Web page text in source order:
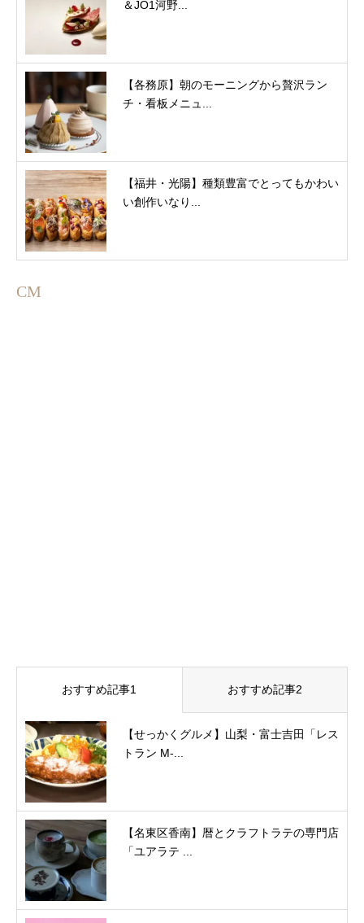
＆JO1河野...
【各務原】朝のモーニングから贅沢ラン
チ・看板メニュ...
【福井・光陽】種類豊富でとってもかわい
い創作いなり...
CM
おすすめ記事1 おすすめ記事2
【せっかくグルメ】山梨・富士吉田「レス
トラン M-...
【名東区香南】暦とクラフトラテの専門店
「ユアラテ ...